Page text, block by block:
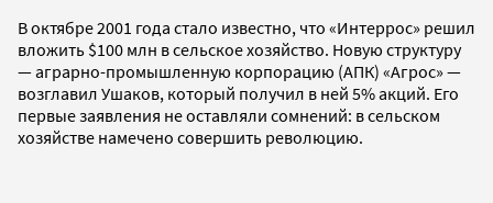
В октябре 2001 года стало известно, что «Интеррос» решил
вложить $100 млн в сельское хозяйство. Новую структуру
— аграрно-промышленную корпорацию (АПК) «Агрос» —
возглавил Ушаков, который получил в ней 5% акций. Его
первые заявления не оставляли сомнений: в сельском
хозяйстве намечено совершить революцию.